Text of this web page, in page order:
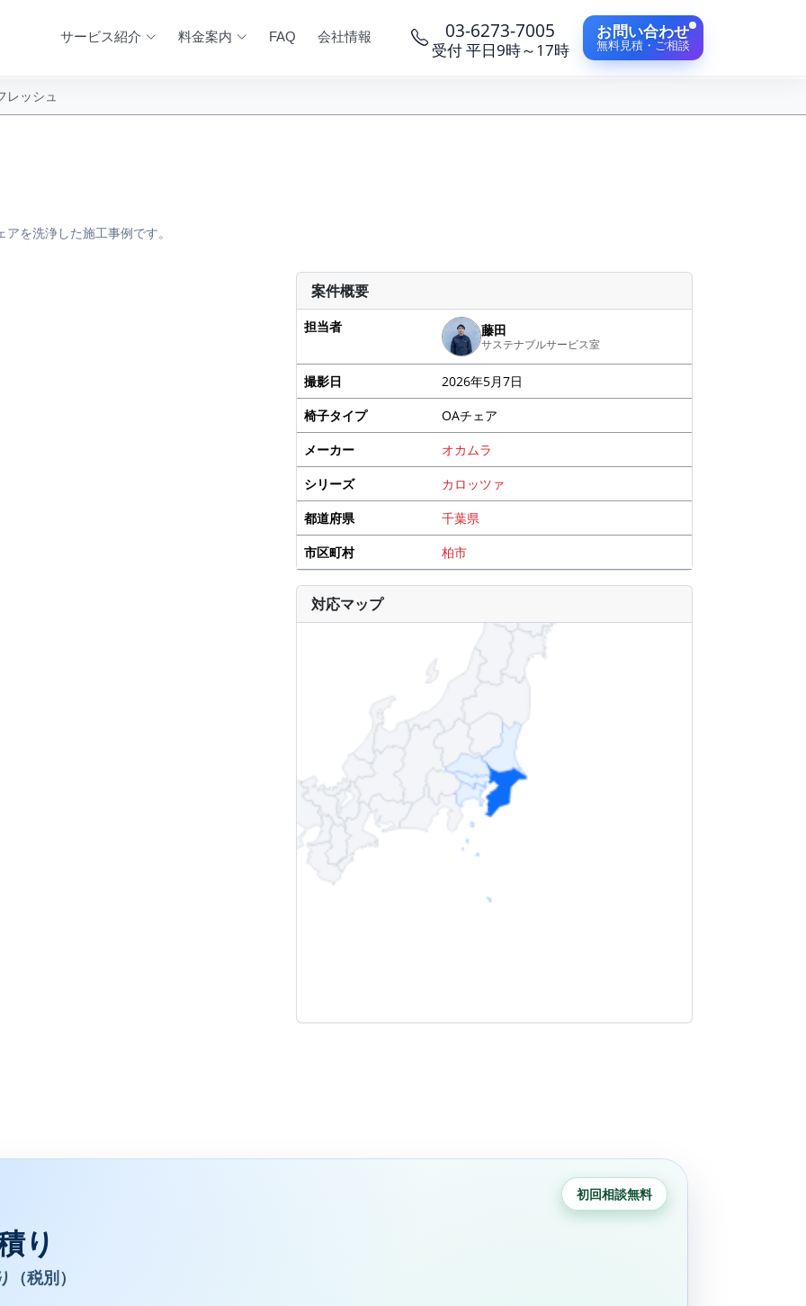
サービス紹介 料金案内 FAQ 会社情報 03-6273-7005
受付 平日9時～17時
お問い合わせ
無料見積・ご相談
レッシュ
を洗浄した施工事例です。
案件概要
担当者 藤田
サステナブルサービス室
撮影日
2026年5月7日
椅子タイプ
OAチェア
メーカー
オカムラ
シリーズ
カロッツァ
都道府県
千葉県
市区町村
柏市
対応マップ
初回相談無料
り
税別）